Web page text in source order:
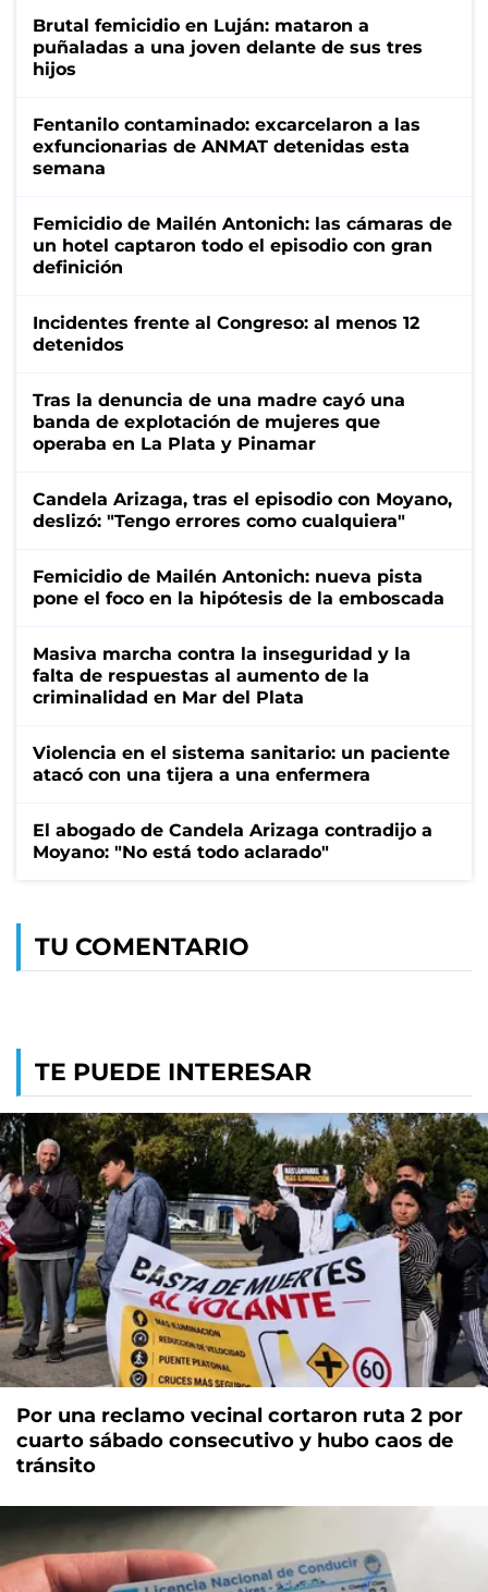
Brutal femicidio en Luján: mataron a
puñaladas a una joven delante de sus tres
hijos
Fentanilo contaminado: excarcelaron a las
exfuncionarias de ANMAT detenidas esta
semana
Femicidio de Mailén Antonich: las cámaras de
un hotel captaron todo el episodio con gran
definición
Incidentes frente al Congreso: al menos 12
detenidos
Tras la denuncia de una madre cayó una
banda de explotación de mujeres que
operaba en La Plata y Pinamar
Candela Arizaga, tras el episodio con Moyano,
deslizó: "Tengo errores como cualquiera"
Femicidio de Mailén Antonich: nueva pista
pone el foco en la hipótesis de la emboscada
Masiva marcha contra la inseguridad y la
falta de respuestas al aumento de la
criminalidad en Mar del Plata
Violencia en el sistema sanitario: un paciente
atacó con una tijera a una enfermera
El abogado de Candela Arizaga contradijo a
Moyano: "No está todo aclarado"
TU COMENTARIO
TE PUEDE INTERESAR
Por una reclamo vecinal cortaron ruta 2 por
cuarto sábado consecutivo y hubo caos de
tránsito